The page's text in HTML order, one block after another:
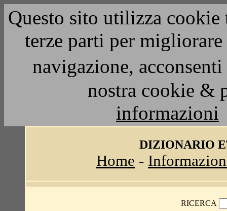
Questo sito utilizza
terze parti per
navigazione,
nostra cookie &
informazioni
DIZIONARIO
Home -
RICERCA